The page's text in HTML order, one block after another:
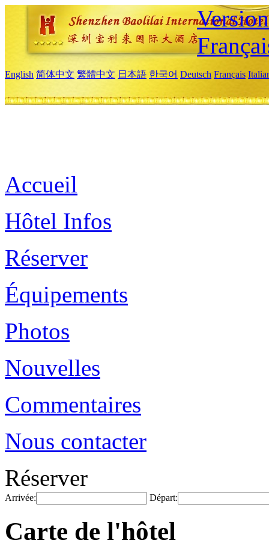
English 简体中文 繁體中文 日本語 한국어 Deutsch Français
Accueil
Hôtel Infos
Réserver
Équipements
Photos
Nouvelles
Commentaires
Nous contacter
Réserver
Arrivée: Départ:
Carte de l'hôtel